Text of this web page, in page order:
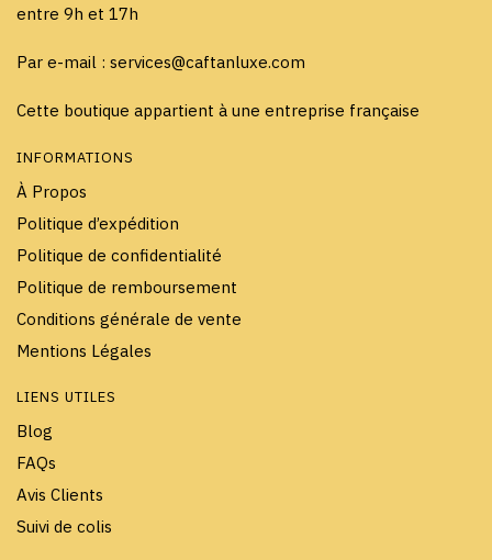
entre 9h et 17h
Par e-mail : services@caftanluxe.com
Cette boutique appartient à une entreprise française
INFORMATIONS
À Propos
Politique d’expédition
Politique de confidentialité
Politique de remboursement
Conditions générale de vente
Mentions Légales
LIENS UTILES
Blog
FAQs
Avis Clients
Suivi de colis